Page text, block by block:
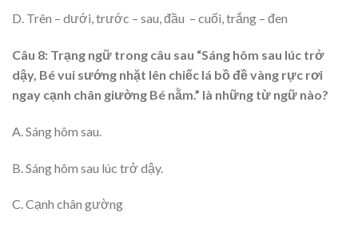
D. Trên – dưới, trước – sau, đầu – cuối, trắng – đen
Câu 8: Trạng ngữ trong câu sau “Sáng hôm sau lúc trở
dậy, Bé vui sướng nhặt lên chiếc lá bồ đề vàng rực rơi
ngay cạnh chân giường Bé nằm.” là những từ ngữ nào?
A. Sáng hôm sau.
B. Sáng hôm sau lúc trở dậy.
C. Cạnh chân gường